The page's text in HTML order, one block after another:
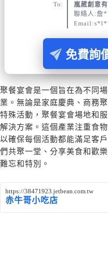
To:
嵐葳創意
聯絡人:詹
免費詢
聚餐宴會是一個旨在為不同
業。無論是家庭慶典、商務
特殊活動，聚餐宴會場地和
解決方案。這個產業注重食
以確保每個活動都能滿足客
們共聚一堂、分享美食和歡
難忘和特別。
https://38471923.jetbean.com.tw
赤牛哥小吃店